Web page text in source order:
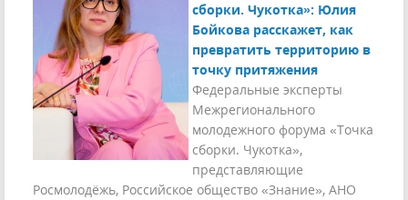
сборки. Чукотка»: Юлия
Бойкова расскажет, как
превратить территорию в
точку притяжения
Федеральные эксперты
Межрегионального
молодежного форума «Точка
сборки. Чукотка»,
представляющие
Росмолодёжь, Российское общество «Знание», АНО